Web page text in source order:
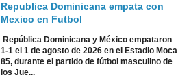
Republica Dominicana empata con
Mexico en Futbol
República Dominicana y México empataron
1-1 el 1 de agosto de 2026 en el Estadio Moca
85, durante el partido de fútbol masculino de
los Jue...